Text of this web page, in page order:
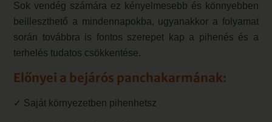
Sok vendég számára ez kényelmesebb és könnyebben
beilleszthető a mindennapokba, ugyanakkor a folyamat
során továbbra is fontos szerepet kap a pihenés és a
terhelés tudatos csökkentése.
Előnyei a bejárós panchakarmának:
✓ Saját környezetben pihenhetsz